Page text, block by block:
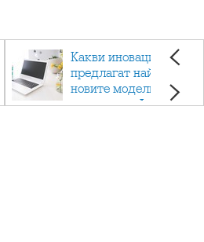
Какви иновации
предлагат най-
новите модели
лаптопи на Acer?